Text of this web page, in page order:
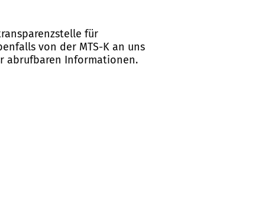
für
von der MTS-K an uns
abrufbaren Informationen.